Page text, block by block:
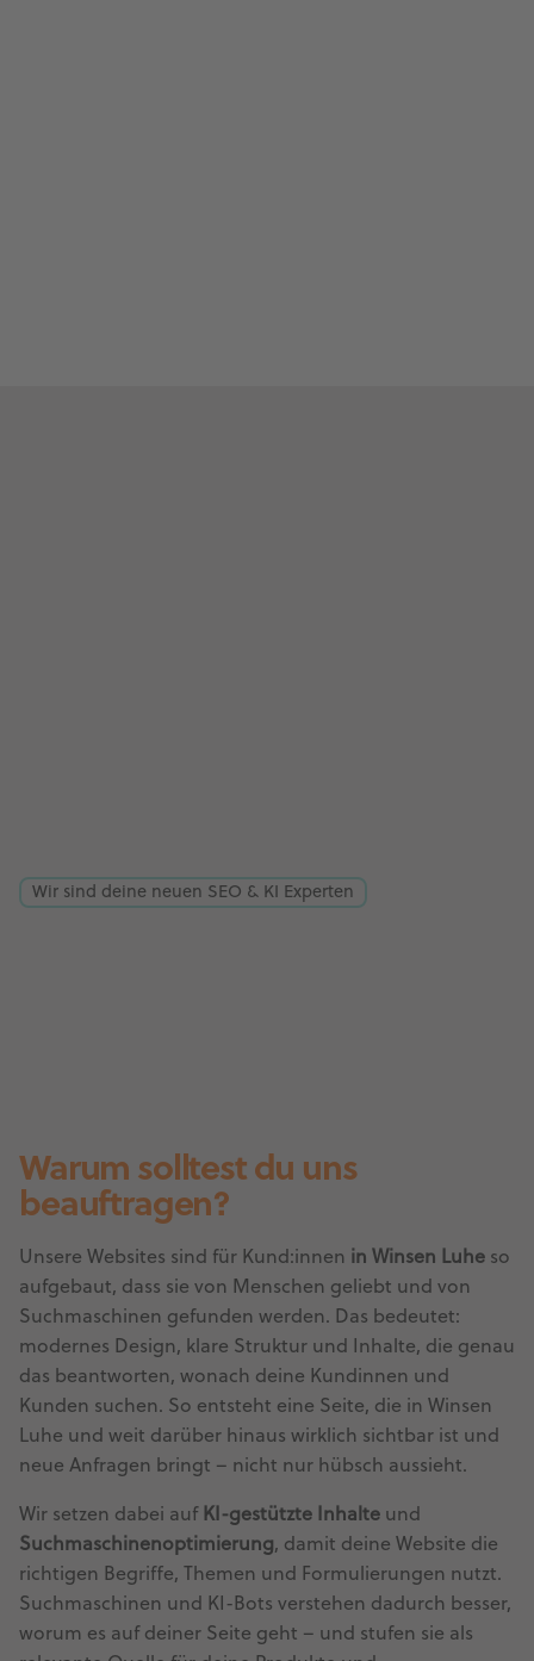
Wir sind deine neuen SEO & KI Experten
Warum solltest du uns
beauftragen?
Unsere Websites sind für Kund:innen in Winsen Luhe so
aufgebaut, dass sie von Menschen geliebt und von
Suchmaschinen gefunden werden. Das bedeutet:
modernes Design, klare Struktur und Inhalte, die genau
das beantworten, wonach deine Kundinnen und
Kunden suchen. So entsteht eine Seite, die in Winsen
Luhe und weit darüber hinaus wirklich sichtbar ist und
neue Anfragen bringt – nicht nur hübsch aussieht.
Wir setzen dabei auf KI-gestützte Inhalte und
Suchmaschinenoptimierung, damit deine Website die
richtigen Begriffe, Themen und Formulierungen nutzt.
Suchmaschinen und KI-Bots verstehen dadurch besser,
worum es auf deiner Seite geht – und stufen sie als